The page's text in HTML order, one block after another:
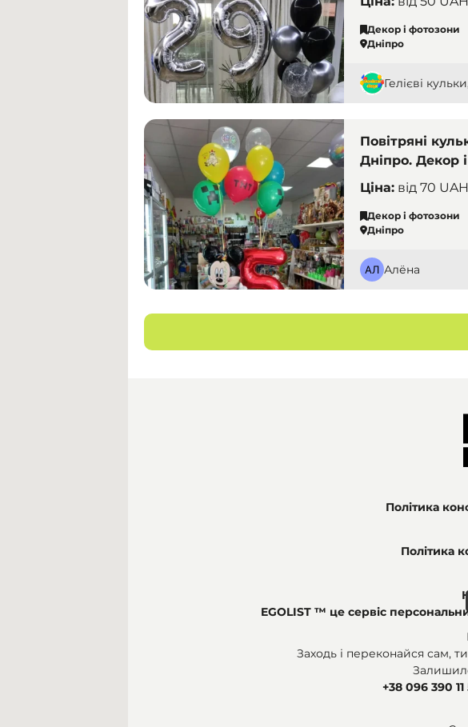
Декор і фотозони
Дніпро
Гелієві
Повітряні
Дніпро. Декор
Ціна: від 70 UAH
Декор і фотозони
Дніпро
Алёна
Політика
Політика
EGOLIST ™ це сервіс
Заходь і переконайся сам,
+38 096 390 11